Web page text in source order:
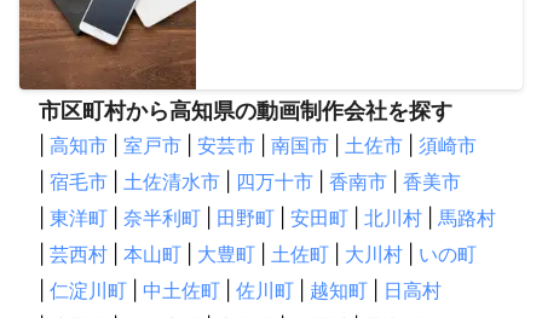
市区町村から高知県の動画制作会社を探す
高知市 室戸市 安芸市 南国市 土佐市
須崎市
宿毛市 土佐清水市 四万十市 香南市
香美市
東洋町 奈半利町 田野町 安田町 北川村
馬路村
芸西村 本山町 大豊町 土佐町 大川村
いの町
仁淀川町 中土佐町 佐川町 越知町
日高村